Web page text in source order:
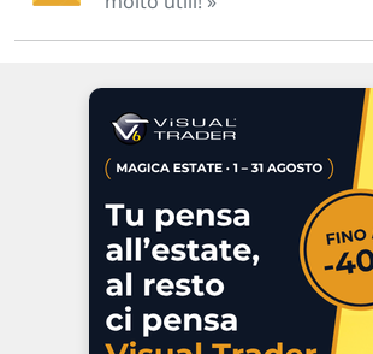
47923 Rimini
P.IVA 02 452 460 401
Chi siamo
Commenti e segnalazioni
Contattaci